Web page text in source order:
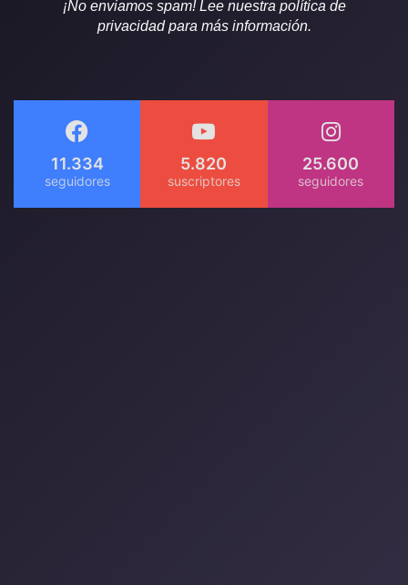
¡No enviamos spam! Lee nuestra política de
privacidad para más información.
11.334 5.820 25.600